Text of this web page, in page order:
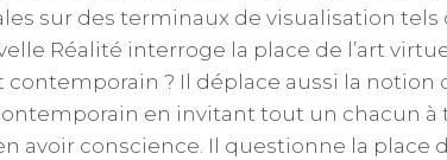
sur des terminaux de visualisation tels
Réalité interroge la place de l’art
contemporain ? Il déplace aussi la notion
en invitant tout un chacun à
avoir conscience. Il questionne la place